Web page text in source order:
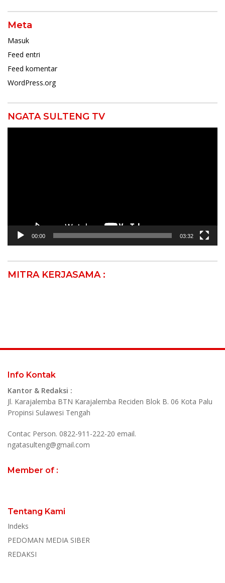
Meta
Masuk
Feed entri
Feed komentar
WordPress.org
NGATA SULTENG TV
00:00 03:32
MITRA KERJASAMA :
Info Kontak
Kantor & Redaksi :
Jl. Karajalemba BTN Karajalemba Reciden Blok B. 06 Kota Palu
Propinsi Sulawesi Tengah
Contac Person. 0822-911-222-20 email.
ngatasulteng@gmail.com
Member of :
Tentang Kami
Indeks
PEDOMAN MEDIA SIBER
REDAKSI